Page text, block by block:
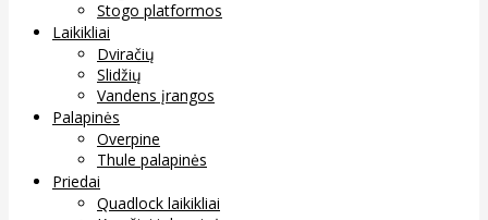
Stogo platformos
Laikikliai
Dviračių
Slidžių
Vandens įrangos
Palapinės
Overpine
Thule palapinės
Priedai
Quadlock laikikliai